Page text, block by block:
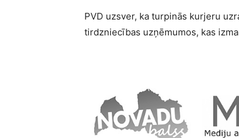
PVD uzsver, ka turpinās kurjeru
tirdzniecības uzņēmumos, kas